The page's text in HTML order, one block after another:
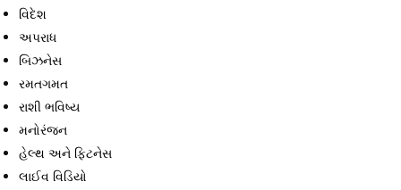
વિદેશ
અપરાધ
બિઝનેસ
રમતગમત
રાશી ભવિષ્ય
મનોરંજન
હેલ્થ અને ફિટનેસ
લાઈવ વિડિયો